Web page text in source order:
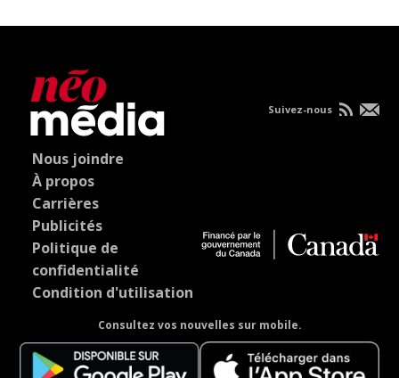
Nous joindre
À propos
Carrières
Publicités
Politique de
confidentialité
Condition d'utilisation
Consultez vos nouvelles sur mobile.
Suivez-nous